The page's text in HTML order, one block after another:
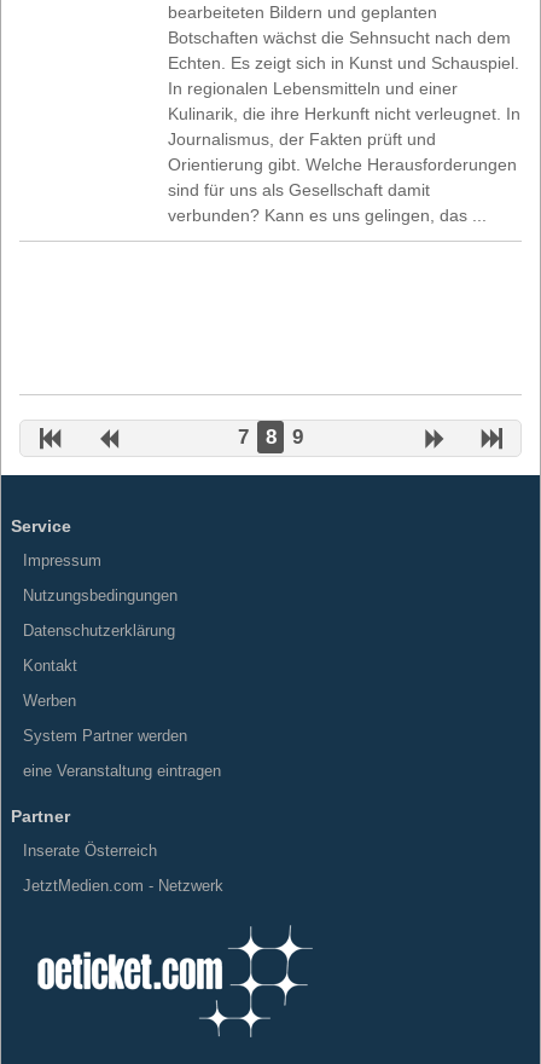
bearbeiteten Bildern und geplanten
Botschaften wächst die Sehnsucht nach dem
Echten. Es zeigt sich in Kunst und Schauspiel.
In regionalen Lebensmitteln und einer
Kulinarik, die ihre Herkunft nicht verleugnet. In
Journalismus, der Fakten prüft und
Orientierung gibt. Welche Herausforderungen
sind für uns als Gesellschaft damit
verbunden? Kann es uns gelingen, das ...
7 8 9
Service
Impressum
Nutzungsbedingungen
Datenschutzerklärung
Kontakt
Werben
System Partner werden
eine Veranstaltung eintragen
Partner
Inserate Österreich
JetztMedien.com - Netzwerk